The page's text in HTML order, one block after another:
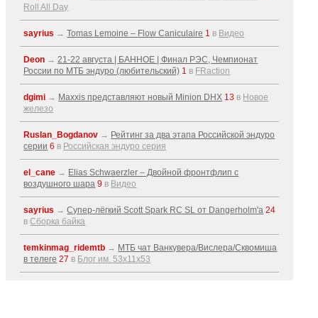
Roll All Day
sayrius →Tomas Lemoine – Flow Caniculaire 1 в Видео
Deon →21-22 августа | БАННОЕ | Финал РЭС, Чемпионат
России по МТБ эндуро (любительский) 1 в FRaction
dgimi → Maxxis представляют новый Minion DHX 13 в Новое
железо
Ruslan_Bogdanov → Рейтинг за два этапа Российской эндуро
серии 6 в Российская эндуро серия
el_cane → Elias Schwaerzler – Двойной фронтфлип с
воздушного шара 9 в Видео
sayrius →Супер-лёгкий Scott Spark RC SL от Dangerholm'a 24
вСборка байка
temkinmag_ridemtb → МТБ чат Ванкувера/Вислера/Сквомиша
в телеге 27 в Блог им. 53x11x53